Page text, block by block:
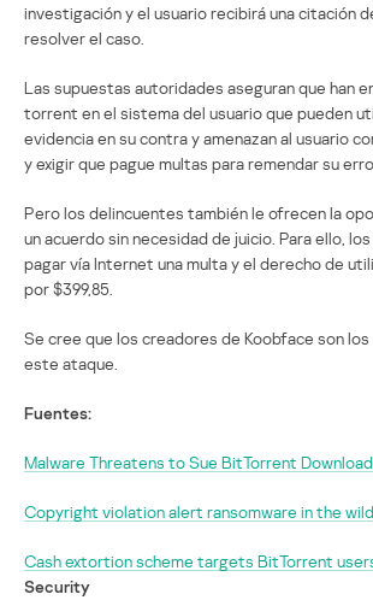
investigación y el usuario recibirá una citación
resolver el caso.
Las supuestas autoridades aseguran que han
torrent en el sistema del usuario que pueden
evidencia en su contra y amenazan al usuario
y exigir que pague multas para remendar su
Pero los delincuentes también le ofrecen la
un acuerdo sin necesidad de juicio. Para ello,
pagar vía Internet una multa y el derecho de
por $399,85.
Se cree que los creadores de Koobface son
este ataque.
Fuentes:
Malware Threatens to Sue BitTorrent
Copyright violation alert ransomware in the wild
Cash extortion scheme targets BitTorrent
Security